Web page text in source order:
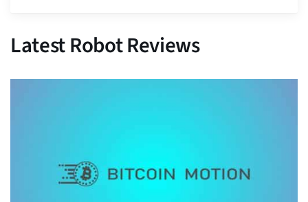
Latest Robot Reviews